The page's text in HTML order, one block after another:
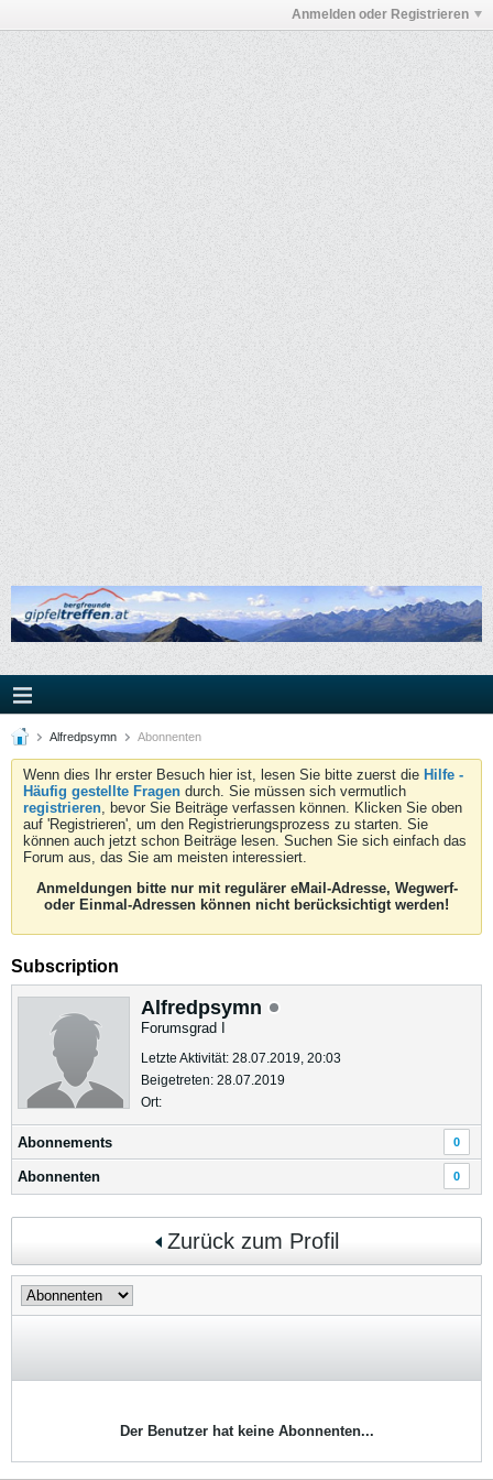
Anmelden oder Registrieren
Alfredpsymn Abonnenten
Wenn dies Ihr erster Besuch hier ist, lesen Sie bitte zuerst die Hilfe -
Häufig gestellte Fragen durch. Sie müssen sich vermutlich
registrieren, bevor Sie Beiträge verfassen können. Klicken Sie oben
auf 'Registrieren', um den Registrierungsprozess zu starten. Sie
können auch jetzt schon Beiträge lesen. Suchen Sie sich einfach das
Forum aus, das Sie am meisten interessiert.
Anmeldungen bitte nur mit regulärer eMail-Adresse, Wegwerf-
oder Einmal-Adressen können nicht berücksichtigt werden!
Subscription
Alfredpsymn
Forumsgrad I
Letzte Aktivität: 28.07.2019, 20:03
Beigetreten: 28.07.2019
Ort:
Abonnements 0
Abonnenten 0
Zurück zum Profil
Der Benutzer hat keine Abonnenten...